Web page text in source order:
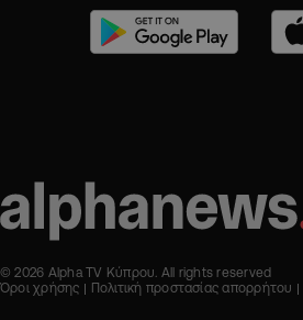
© 2026 Alpha TV Κύπρου. All rights reserved
Όροι χρήσης
Πολιτική προστασίας απορρήτου